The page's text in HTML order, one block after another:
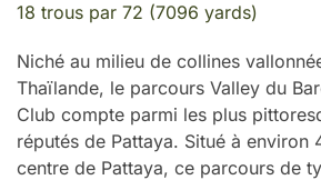
18 trous par 72 (7096 yards)
Niché au milieu de collines
Thaïlande, le parcours Valley du
Club compte parmi les plus
réputés de Pattaya. Situé à environ
centre de Pattaya, ce parcours de